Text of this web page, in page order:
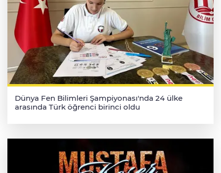
Dünya Fen Bilimleri Şampiyonası'nda 24 ülke
arasında Türk öğrenci birinci oldu